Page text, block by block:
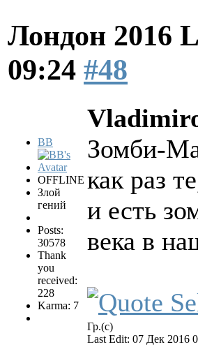
Лондон 2016
09:24 #48
BB
OFFLINE
Злой
гений
Posts:
30578
Thank
you
received:
228
Karma: 7
Зомби-
как раз
и есть
века в
Гр.(с)
Last Edit: 07 Дек 2016